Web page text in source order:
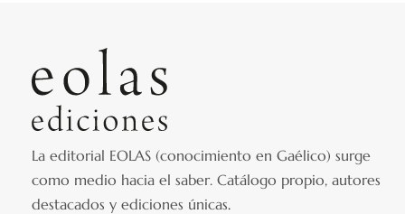
La editorial EOLAS (conocimiento en Gaélico) surge
como medio hacia el saber.Catálogo propio, autores
destacados y ediciones únicas.